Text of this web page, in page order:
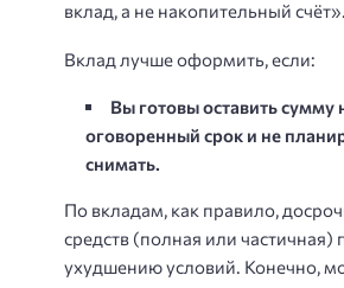
вклад, а не накопительный счёт».
Вклад лучше оформить, если:
Вы готовы оставить сумму
оговоренный срок и не
снимать.
По вкладам, как правило,
средств (полная или частичная)
ухудшению условий. Конечно,